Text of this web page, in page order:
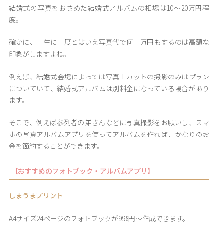
結婚式の写真をおさめた結婚式アルバムの相場は10～20万円程
度。
確かに、一生に一度とはいえ写真代で何十万円もするのは高額な
印象がしますよね。
例えば、結婚式会場によっては写真１カットの撮影のみはプラン
についていて、結婚式アルバムは別料金になっている場合があり
ます。
そこで、例えば参列者の弟さんなどに写真撮影をお願いし、スマ
ホの写真アルバムアプリを使ってアルバムを作れば、かなりのお
金を節約することができます。
【おすすめのフォトブック・アルバムアプリ】
しまうまプリント
A4サイズ24ページのフォトブックが998円～作成できます。